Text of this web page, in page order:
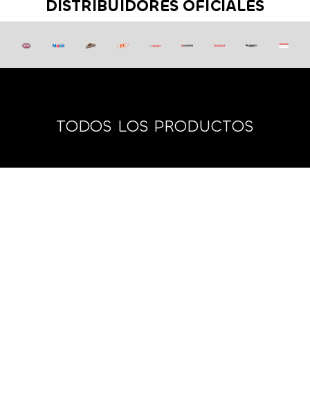
DISTRIBUIDORES OFICIALES
TODOS LOS PRODUCTOS